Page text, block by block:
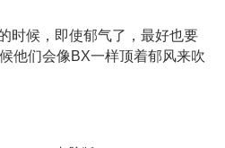
时候，即使郁气了，最好也要
他们会像BX一样顶着郁风来吹